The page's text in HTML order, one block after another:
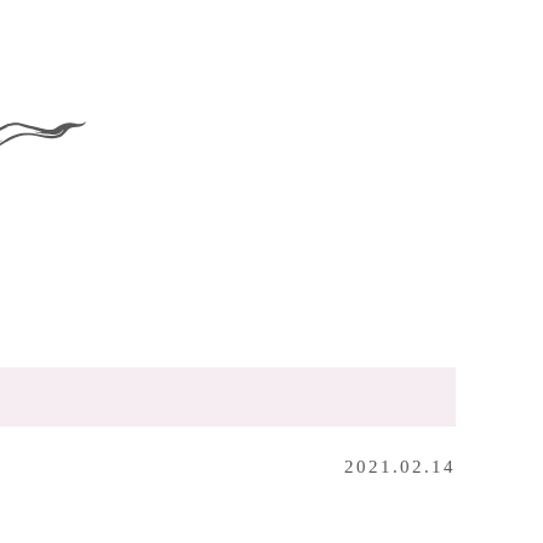
2021.02.14